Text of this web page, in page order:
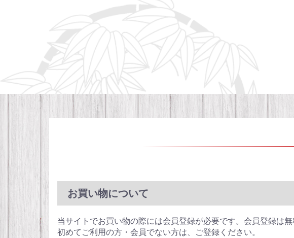
お買い物について
当サイトでお買い物の際には会員登録が必要です。会員登録は無
初めてご利用の方・会員でない方は、ご登録ください。